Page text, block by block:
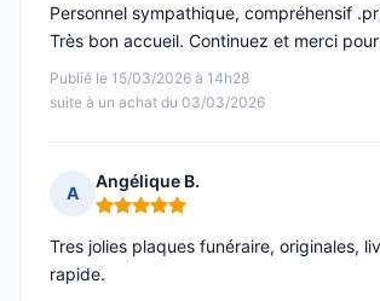
Publié le 15/03/2026 à 14h28
suite à un achat du 03/03/2026
Personnel sympathique, compréhensif
Très bon accueil. Continuez et merci
A
Angélique B.
Note : 5 sur 5
Tres jolies plaques funéraire, originales,
rapide.